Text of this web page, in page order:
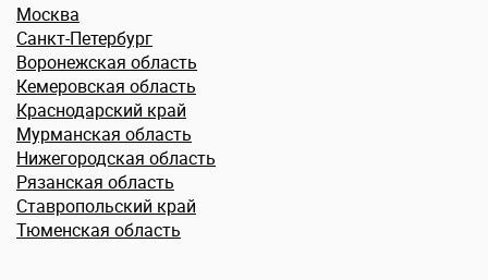
Москва
Санкт-Петербург
Воронежская область
Кемеровская область
Краснодарский край
Мурманская область
Нижегородская область
Рязанская область
Ставропольский край
Тюменская область